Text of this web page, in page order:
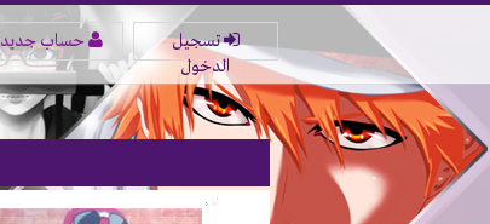
تسجيل
الدخول
حساب جديد